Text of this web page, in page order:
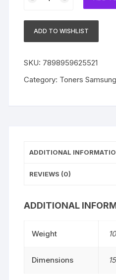
Compatível
Samsung
Cyan
CLP-
C1860
ADD TO WISHLIST
SKU: 7898959625521
Category: Toners Samsung
ADDITIONAL
REVIEWS (0)
ADDITIONAL
Weight
Dimensions